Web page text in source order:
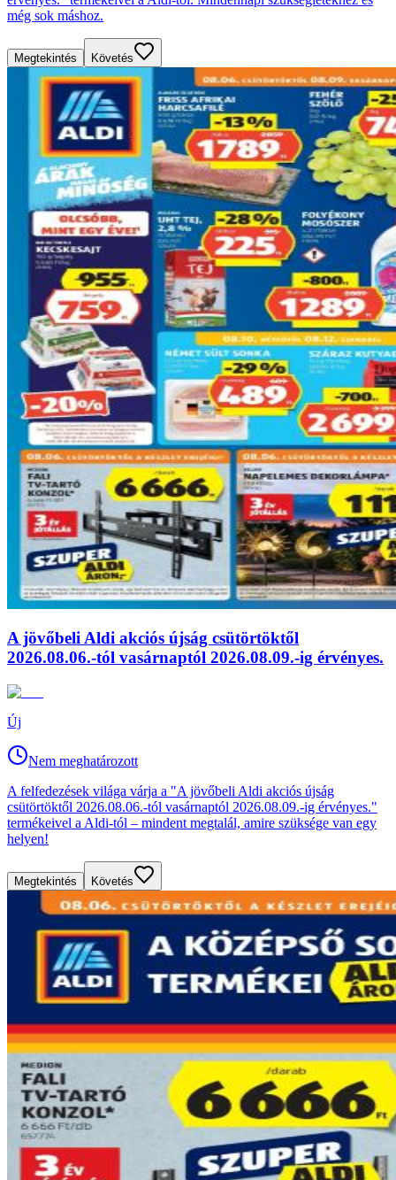
még sok máshoz.
Megtekintés Követés
A jövőbeli Aldi akciós újság csütörtöktől
2026.08.06.-tól vasárnaptól 2026.08.09.-ig érvényes.
Új
Nem meghatározott
A felfedezések világa várja a "A jövőbeli Aldi akciós újság
csütörtöktől 2026.08.06.-tól vasárnaptól 2026.08.09.-ig érvényes."
termékeivel a Aldi-tól – mindent megtalál, amire szüksége van egy
helyen!
Megtekintés Követés